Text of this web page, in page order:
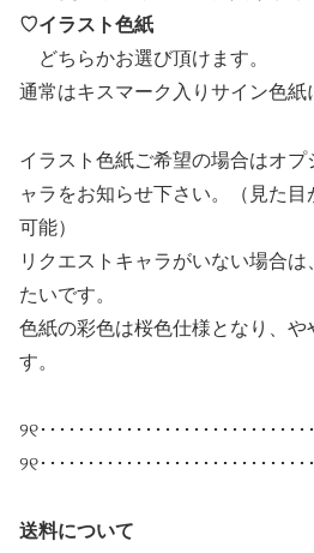
♡イラスト色紙
どちらかお選び頂けます。
通常はキスマーク入りサイン色紙
イラスト色紙ご希望の場合はオ
ャラをお知らせ下さい。（見た
可能）
リクエストキャラがいない場合
たいです。
色紙の彩色は桜色仕様となり、
す。
୨୧････････････････････････････
୨୧････････････････････････････
送料について